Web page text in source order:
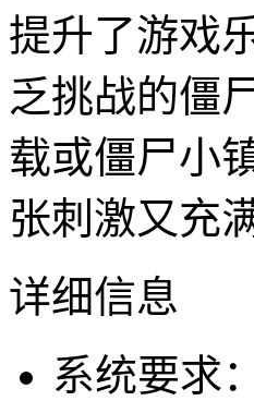
提升了游戏
乏挑战的僵
载或僵尸小
张刺激又充
详细信息
系统要求